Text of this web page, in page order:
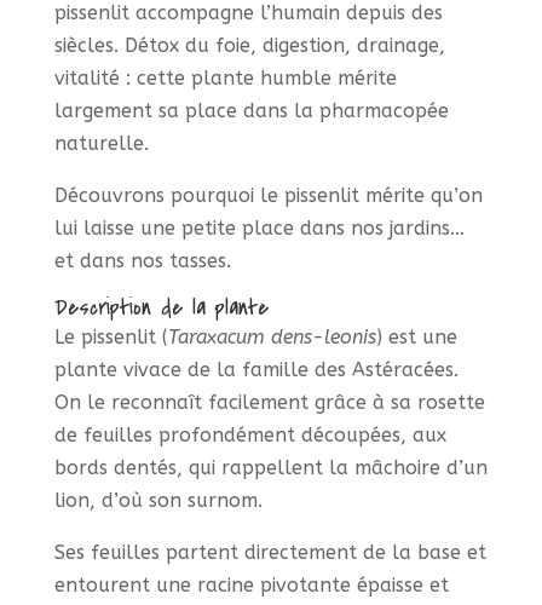
pissenlit accompagne l’humain depuis des
siècles. Détox du foie, digestion, drainage,
vitalité : cette plante humble mérite
largement sa place dans la pharmacopée
naturelle.
Découvrons pourquoi le pissenlit mérite qu’on
lui laisse une petite place dans nos jardins…
et dans nos tasses.
Description de la plante
Le pissenlit (Taraxacum dens-leonis) est une
plante vivace de la famille des Astéracées.
On le reconnaît facilement grâce à sa rosette
de feuilles profondément découpées, aux
bords dentés, qui rappellent la mâchoire d’un
lion, d’où son surnom.
Ses feuilles partent directement de la base et
entourent une racine pivotante épaisse et